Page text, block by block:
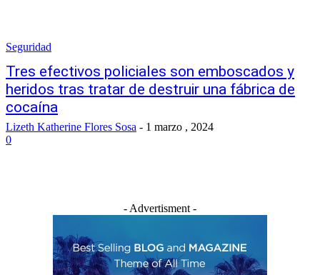
Seguridad
Tres efectivos policiales son emboscados y
heridos tras tratar de destruir una fábrica de
cocaína
Lizeth Katherine Flores Sosa - 1 marzo , 2024
0
- Advertisment -